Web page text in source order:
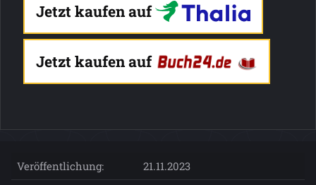
Jetzt kaufen auf
Jetzt kaufen auf
Veröffentlichung:
21.11.2023